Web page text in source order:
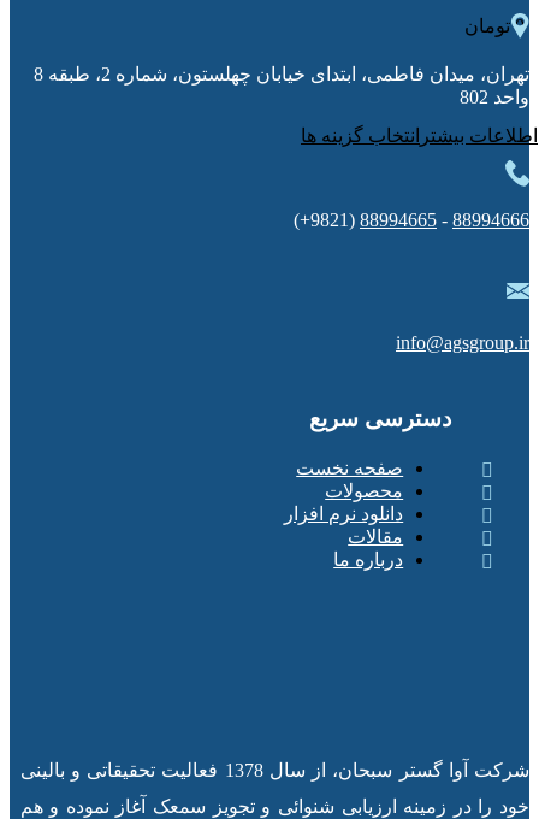
0 تومان
انتخاب گزینه ها
تهران، میدان فاطمی، ابتدای خیابان چهلستون، شماره 2، طبقه 8
واحد 802
88994666
-
88994665
(9821+)
info@agsgroup.ir
دسترسی سریع
صفحه نخست
محصولات
دانلود نرم افزار
مقالات
درباره ما
شرکت آوا گستر سبحان، از سال 1378 فعالیت تحقیقاتی و بالینی
خود را در زمینه ارزیابی شنوائی و تجویز سمعک آغاز نموده و هم